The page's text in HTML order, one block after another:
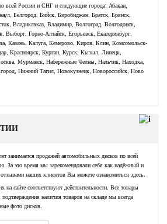
всей России и СНГ и следующие города: Абакан,
Белгород, Бийск, Биробиджан, Братск, Брянск,
Владикавказ, Владимир, Волгоград, Волгодонск,
Горно-Алтайск, Егорьевск, Екатеринбург,
Казань, Калуга, Кемерово, Киров, Клин, Комсомольск-
Красноярск, Курган, Курск, Кызыл, Липецк,
Мурманск, Набережные Челны, Нальчик, Находка,
Нижний Тагил, Новокузнецк, Новороссийск, Ново
занимается продажей автомобильных дисков по всей
За это время мы зарекомендовали себя как надёжный и
наших клиентов Вы можете ознакомиться здесь.
сайте соответствуют действительности. Все товары
наличия товаров на складе мы всегда
фото дисков.